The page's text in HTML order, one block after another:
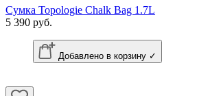
Сумка Topologie Chalk Bag 1.7L
5 390 руб.
Добавлено в корзину ✓